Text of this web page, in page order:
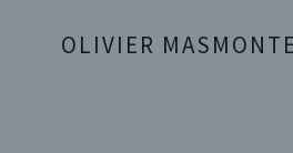
OLIVIER